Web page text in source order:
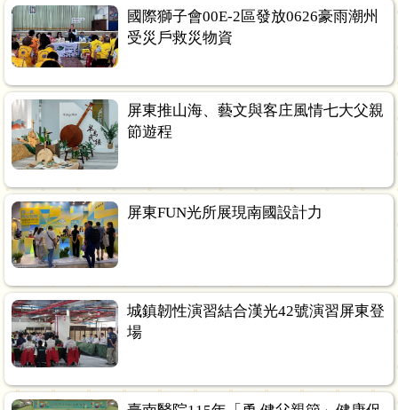
國際獅子會00E-2區發放0626豪雨潮州
受災戶救災物資
屏東推山海、藝文與客庄風情七大父親
節遊程
屏東FUN光所展現南國設計力
城鎮韌性演習結合漢光42號演習屏東登
場